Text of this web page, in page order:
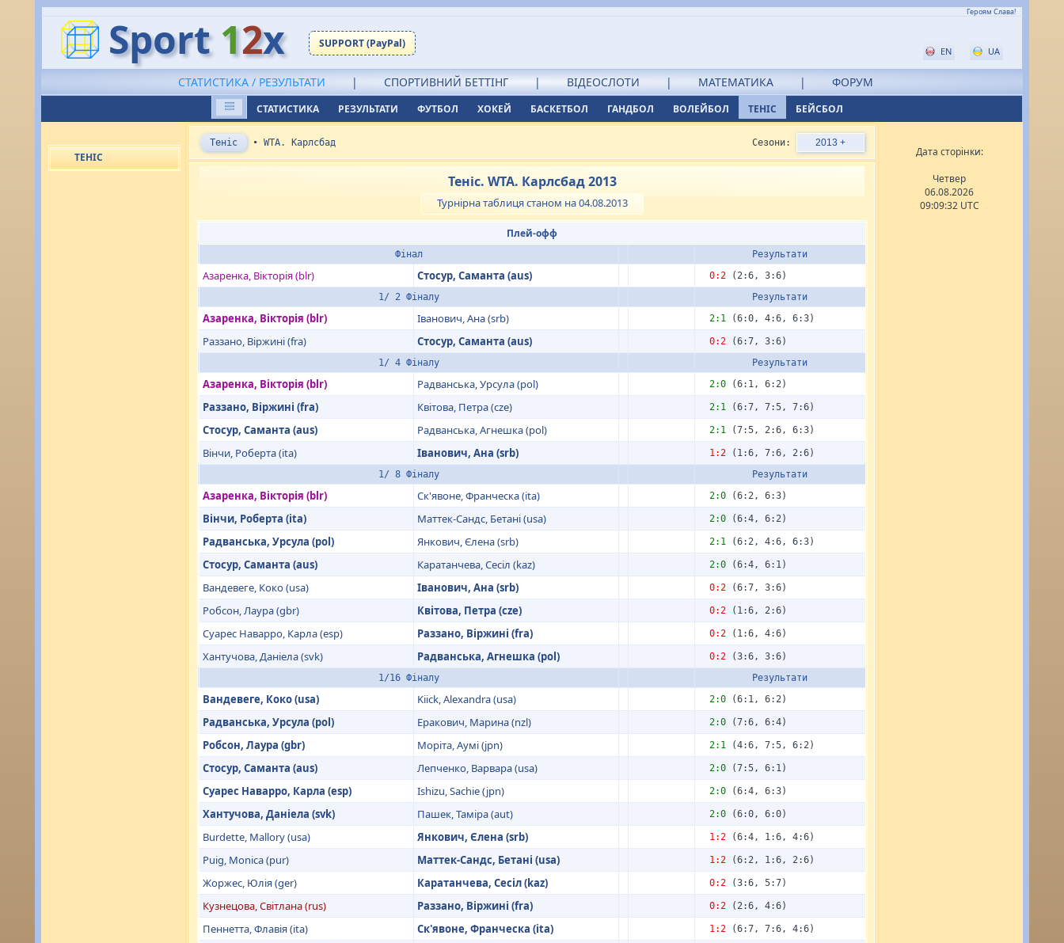
Героям Слава!
Sport 12x SUPPORT (PayPal)
EN UA
СТАТИСТИКА / РЕЗУЛЬТАТИ | СПОРТИВНИЙ БЕТТІНГ | ВІДЕОСЛОТИ | МАТЕМАТИКА | ФОРУМ
СТАТИСТИКА РЕЗУЛЬТАТИ ФУТБОЛ ХОКЕЙ БАСКЕТБОЛ ГАНДБОЛ ВОЛЕЙБОЛ ТЕНІС БЕЙСБОЛ
ТЕНІС
Теніс • WTA. Карлсбад Сезони: 2013 +
Теніс. WTA. Карлсбад 2013
Турнірна таблиця станом на 04.08.2013
Плей-офф
Фінал Результати
Азаренка, Вікторія (blr) Стосур, Саманта (aus) 0:2(2:6, 3:6)
1/ 2 Фіналу
Результати
Азаренка, Вікторія (blr) Іванович, Ана (srb) 2:1(6:0, 4:6, 6:3)
Раззано, Віржині (fra) Стосур, Саманта (aus) 0:2(6:7, 3:6)
1/ 4 Фіналу
Результати
Азаренка, Вікторія (blr) Радванська, Урсула (pol) 2:0(6:1, 6:2)
Раззано, Віржині (fra) Квітова, Петра (cze) 2:1(6:7, 7:5, 7:6)
Стосур, Саманта (aus) Радванська, Агнешка (pol) 2:1(7:5, 2:6, 6:3)
Вінчи, Роберта (ita) Іванович, Ана (srb) 1:2(1:6, 7:6, 2:6)
1/ 8 Фіналу
Результати
Азаренка, Вікторія (blr) Ск'явоне, Франческа (ita) 2:0(6:2, 6:3)
Вінчи, Роберта (ita) Маттек-Сандс, Бетані (usa) 2:0(6:4, 6:2)
Радванська, Урсула (pol) Янкович, Єлена (srb) 2:1(6:2, 4:6, 6:3)
Стосур, Саманта (aus) Каратанчева, Сесіл (kaz) 2:0(6:4, 6:1)
Вандевеге, Коко (usa) Іванович, Ана (srb) 0:2(6:7, 3:6)
Робсон, Лаура (gbr) Квітова, Петра (cze) 0:2(1:6, 2:6)
Суарес Наварро, Карла (esp) Раззано, Віржині (fra) 0:2(1:6, 4:6)
Хантучова, Даніела (svk) Радванська, Агнешка (pol) 0:2(3:6, 3:6)
1/16 Фіналу
Результати
Вандевеге, Коко (usa) Kiick, Alexandra (usa) 2:0(6:1, 6:2)
Радванська, Урсула (pol) Еракович, Марина (nzl) 2:0(7:6, 6:4)
Робсон, Лаура (gbr) Моріта, Аумі (jpn) 2:1(4:6, 7:5, 6:2)
Стосур, Саманта (aus) Лепченко, Варвара (usa) 2:0(7:5, 6:1)
Суарес Наварро, Карла (esp) Ishizu, Sachie (jpn) 2:0(6:4, 6:3)
Хантучова, Даніела (svk) Пашек, Таміра (aut) 2:0(6:0, 6:0)
Burdette, Mallory (usa) Янкович, Єлена (srb) 1:2(6:4, 1:6, 4:6)
Puig, Monica (pur) Маттек-Сандс, Бетані (usa) 1:2(6:2, 1:6, 2:6)
Жоржес, Юлія (ger) Каратанчева, Сесіл (kaz) 0:2(3:6, 5:7)
Кузнецова, Світлана (rus) Раззано, Віржині (fra) 0:2(2:6, 4:6)
Пеннетта, Флавія (ita) Ск'явоне, Франческа (ita) 1:2(6:7, 7:6, 4:6)
Дата сторінки:
Четвер
06.08.2026
09:09:32 UTC